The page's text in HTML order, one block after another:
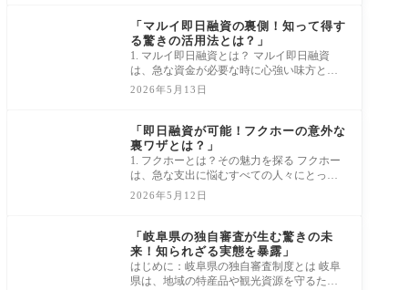
「マルイ即日融資の裏側！知って得す
る驚きの活用法とは？」
1. マルイ即日融資とは？ マルイ即日融資
は、急な資金が必要な時に心強い味方とな
る便利なサービスです。金融機関では、融
2026年5月13日
「即日融資が可能！フクホーの意外な
裏ワザとは？」
1. フクホーとは？その魅力を探る フクホー
は、急な支出に悩むすべての人々にとって
魅力的な選択肢です。この金融サービス
は、即
2026年5月12日
「岐阜県の独自審査が生む驚きの未
来！知られざる実態を暴露」
はじめに：岐阜県の独自審査制度とは 岐阜
県は、地域の特産品や観光資源を守るため